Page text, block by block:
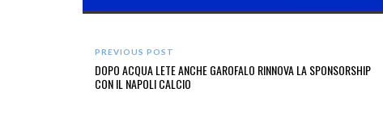
PREVIOUS POST
DOPO ACQUA LETE ANCHE GAROFALO RINNOVA LA SPONSORSHIP
CON IL NAPOLI CALCIO